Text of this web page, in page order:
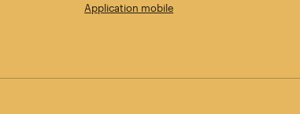
Application mobile